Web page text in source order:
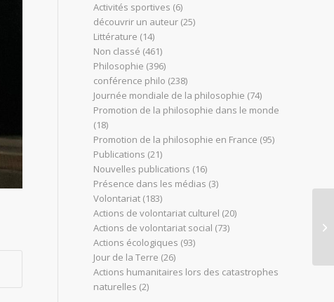
Activités sportives (6)
découvrir un auteur (25)
Littérature (14)
Non classé (461)
Philosophie (396)
conférence philo (238)
Journée mondiale de la philosophie (74)
Promotion de la philosophie dans le monde
(18)
Promotion de la philosophie en France (95)
Publications (21)
Nouvelles publications (16)
Présence dans les médias (3)
Volontariat (183)
Actions de volontariat culturel (20)
Actions de volontariat social (73)
Actions écologiques (93)
Jour de la Terre (26)
Actions humanitaires lors des catastrophes
naturelles (2)